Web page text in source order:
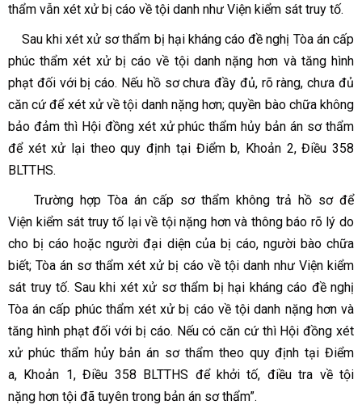
thẩm vẫn xét xử bị cáo về tội danh như Viện kiểm sát truy tố.
Sau khi xét xử sơ thẩm bị hại kháng cáo đề nghị Tòa án cấp
phúc thẩm xét xử bị cáo về tội danh nặng hơn và tăng hình
phạt đối với bị cáo. Nếu hồ sơ chưa đầy đủ, rõ ràng, chưa đủ
căn cứ để xét xử về tội danh nặng hơn; quyền bào chữa không
bảo đảm thì Hội đồng xét xử phúc thẩm hủy bản án sơ thẩm
để xét xử lại theo quy định tại Điểm b, Khoản 2, Điều 358
BLTTHS.
Trường hợp Tòa án cấp sơ thẩm không trả hồ sơ để
Viện kiểm sát truy tố lại về tội nặng hơn và thông báo rõ lý do
cho bị cáo hoặc người đại diện của bị cáo, người bào chữa
biết; Tòa án sơ thẩm xét xử bị cáo về tội danh như Viện kiểm
sát truy tố. Sau khi xét xử sơ thẩm bị hại kháng cáo đề nghị
Tòa án cấp phúc thẩm xét xử bị cáo về tội danh nặng hơn và
tăng hình phạt đối với bị cáo. Nếu có căn cứ thì Hội đồng xét
xử phúc thẩm hủy bản án sơ thẩm theo quy định tại Điểm
a, Khoản 1, Điều 358 BLTTHS để khởi tố, điều tra về tội
nặng hơn tội đã tuyên trong bản án sơ thẩm”.